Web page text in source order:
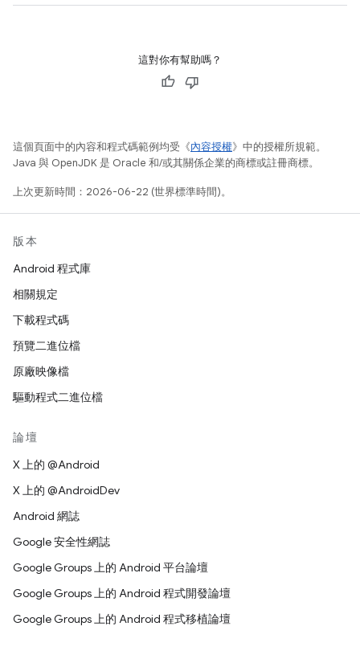
這對你有幫助嗎？
這個頁面中的內容和程式碼範例均受《內容授權》中的授權所規範。
Java 與 OpenJDK 是 Oracle 和/或其關係企業的商標或註冊商標。
上次更新時間：2026-06-22 (世界標準時間)。
版本
Android 程式庫
相關規定
下載程式碼
預覽二進位檔
原廠映像檔
驅動程式二進位檔
論壇
X 上的 @Android
X 上的 @AndroidDev
Android 網誌
Google 安全性網誌
Google Groups 上的 Android 平台論壇
Google Groups 上的 Android 程式開發論壇
Google Groups 上的 Android 程式移植論壇